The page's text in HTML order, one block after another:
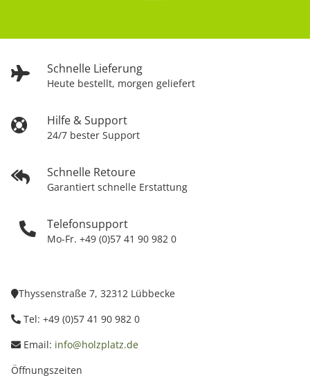
Schnelle Lieferung
Heute bestellt, morgen geliefert
Hilfe & Support
24/7 bester Support
Schnelle Retoure
Garantiert schnelle Erstattung
Telefonsupport
Mo-Fr. +49 (0)57 41 90 982 0
Thyssenstraße 7, 32312 Lübbecke
Tel: +49 (0)57 41 90 982 0
Email: info@holzplatz.de
Öffnungszeiten